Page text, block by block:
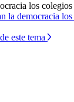
los
la democracia
este tema